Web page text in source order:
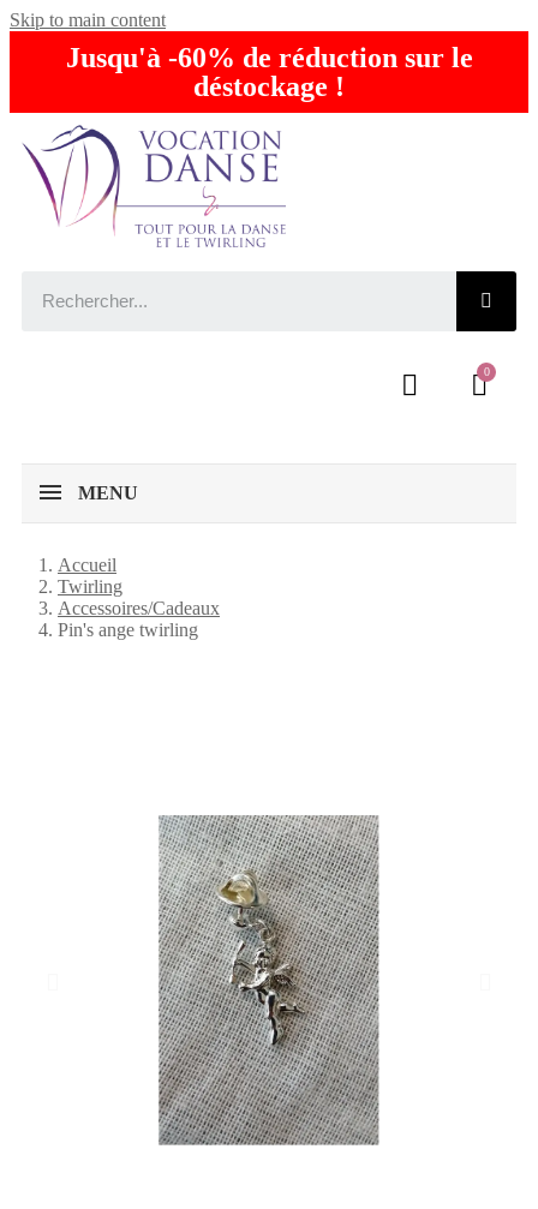
Skip to main content
Jusqu'à -60% de réduction sur le
déstockage !
MENU
Accueil
Twirling
Accessoires/Cadeaux
Pin's ange twirling